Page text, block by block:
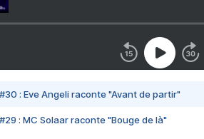
#30 : Eve Angeli raconte "Avant de partir"
#29 : MC Solaar raconte "Bouge de là"